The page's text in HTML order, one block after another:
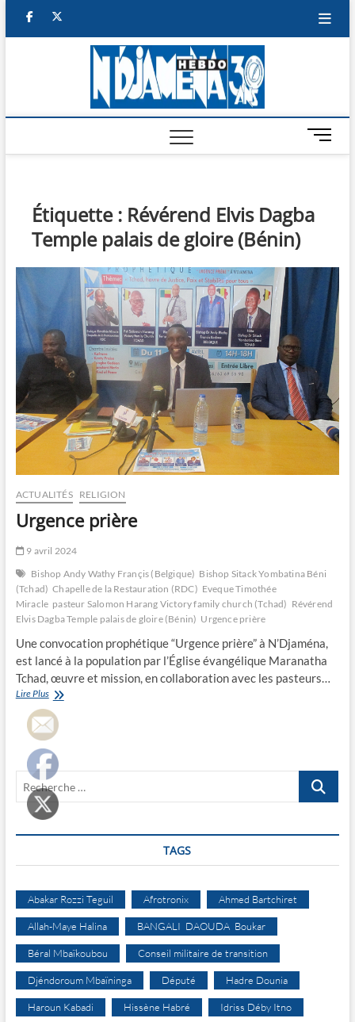
facebook
M
e
u
Étiquette : Révérend Elvis Dagba
Temple palais de gloire (Bénin)
ACTUALITÉS RELIGION
Urgence prière
9 avril 2024
Bishop Andy Wathy Françis (Belgique) Bishop Sitack Yombatina Béni
(Tchad) Chapelle de la Restauration (RDC) Eveque Timothée
Miracle pasteur Salomon Harang Victory family church (Tchad) Révérend
Elvis Dagba Temple palais de gloire (Bénin) Urgence prière
Une convocation prophétique “Urgence prière” à N’Djaména,
est lancé à la population par l’Église évangélique Maranatha
Tchad, œuvre et mission, en collaboration avec les pasteurs…
Lire PlusUrgence
prière
Recherche
TAGS
Abakar Rozzi Teguil Afrotronix Ahmed Bartchiret
Allah-Maye Halina BANGALI DAOUDA Boukar
Béral Mbaïkoubou Conseil militaire de transition
Djéndoroum Mbaïninga Député Hadre Dounia
Haroun Kabadi Hissène Habré Idriss Déby Itno